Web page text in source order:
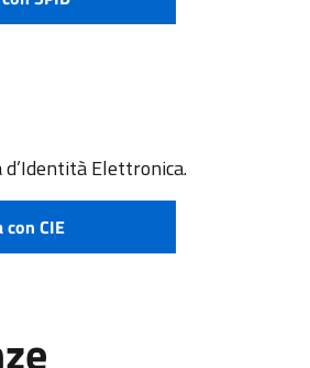
d’Identità Elettronica.
con CIE
CIE